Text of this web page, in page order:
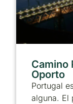
Camino
Oporto
Portugal
alguna. El